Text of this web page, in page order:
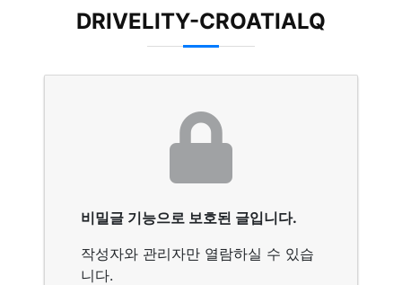
DRIVELITY-CROATIALQ
비밀글 기능으로 보호된 글입니다.
작성자와 관리자만 열람하실 수 있습
니다.